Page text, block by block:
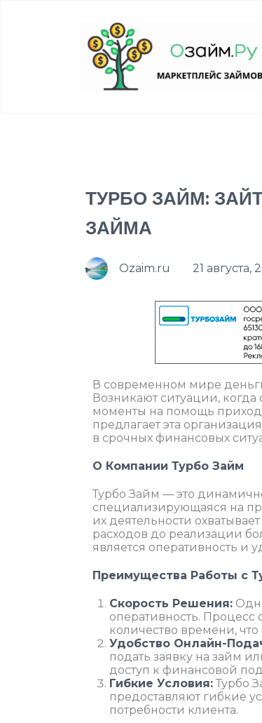
ТУРБО ЗАЙМ:
ЗАЙМА
Ozaim.ru 21 августа,
В современном мире
Возникают ситуации,
моменты на помощь
предлагает эта
в срочных финансовых
О Компании Турбо Займ
Турбо Займ — это
специализирующаяся на
их деятельности
расходов до реализации
является оперативность и
Преимущества Работы с
Скорость Решения:
оперативность.
количество времени,
Удобство Онлайн-
подать заявку на займ
доступ к финансовой
Гибкие Условия: Турбо
предоставляют гибкие
потребности клиента.